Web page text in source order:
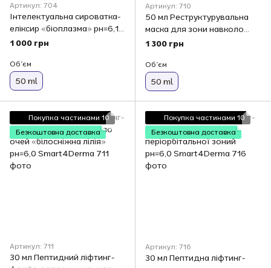
Артикул: 704
Інтелектуальна сироватка-
еліксир «біоплазма» рн=6,1
50 мл Smart4Derma
1 000 грн
Обʼєм
50 ml
Артикул: 710
50 мл Реструктурувальна
маска для зони навколо
очей з екстрактом кави
1 300 грн
Обʼєм
50 ml
Покупка частинами 10
Безкоштовна доставка
Артикул: 711
30 мл Пептидний ліфтинг-
Покупка частинами 10
Безкоштовна доставка
Артикул: 716
30 мл Пептидна ліфтинг-